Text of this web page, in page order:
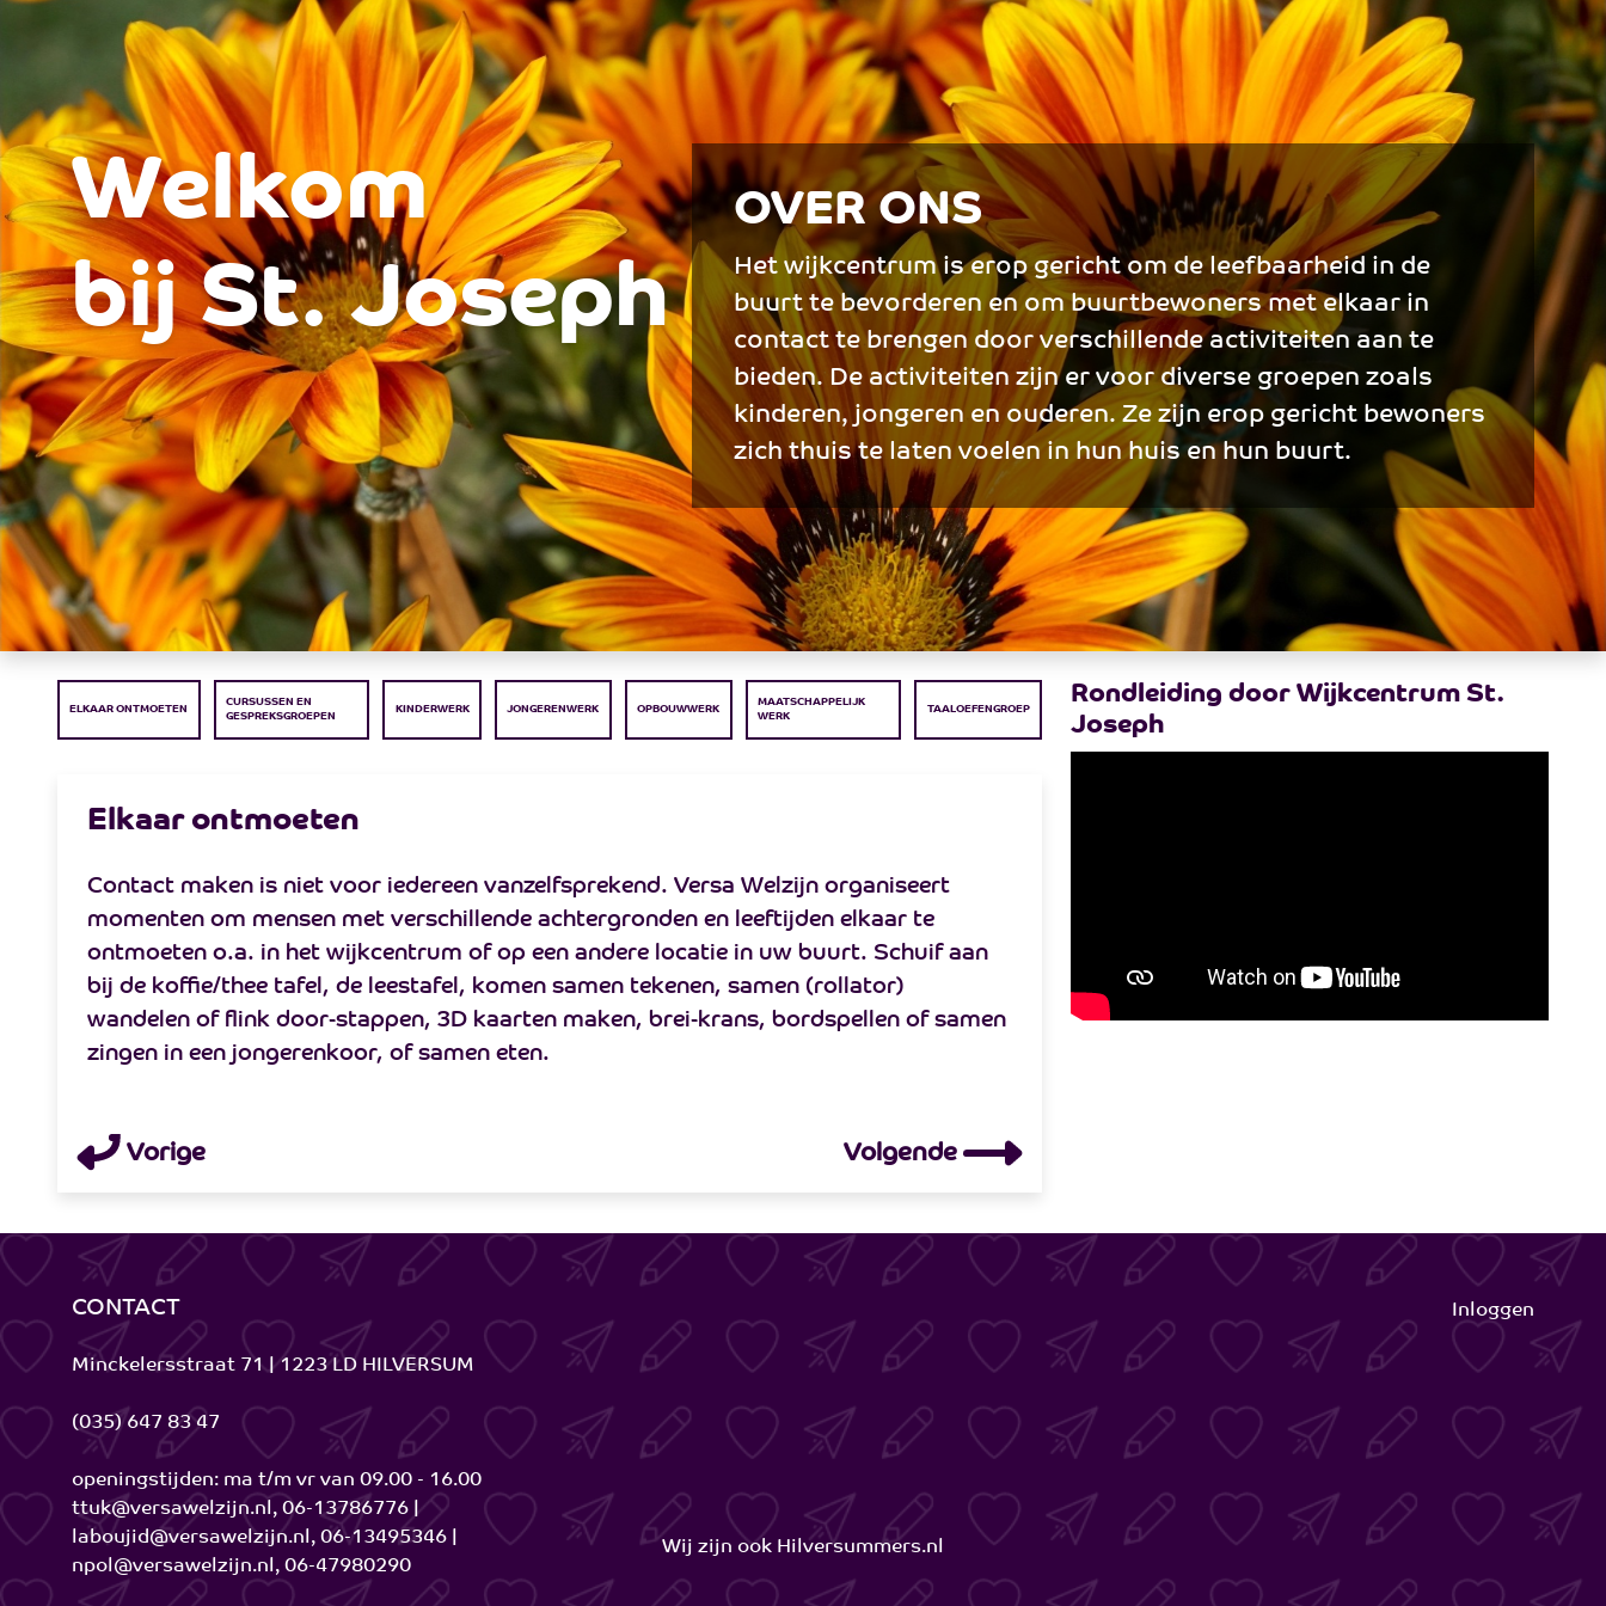
Over ons - St. Joseph
Welkom
bij St. Joseph
OVER ONS
Het wijkcentrum is erop gericht om de leefbaarheid in de
buurt te bevorderen en om buurtbewoners met elkaar in
contact te brengen door verschillende activiteiten aan te
bieden. De activiteiten zijn er voor diverse groepen zoals
kinderen, jongeren en ouderen. Ze zijn erop gericht bewoners
zich thuis te laten voelen in hun huis en hun buurt.
ELKAAR ONTMOETEN
CURSUSSEN EN
GESPREKSGROEPEN
KINDERWERK JONGERENWERK OPBOUWWERK
MAATSCHAPPELIJK
WERK
TAALOEFENGROEP
Elkaar ontmoeten
Contact maken is niet voor iedereen vanzelfsprekend. Versa Welzijn organiseert
momenten om mensen met verschillende achtergronden en leeftijden elkaar te
ontmoeten o.a. in het wijkcentrum of op een andere locatie in uw buurt. Schuif aan
bij de koffie/thee tafel, de leestafel, komen samen tekenen, samen (rollator)
wandelen of flink door-stappen, 3D kaarten maken, brei-krans, bordspellen of samen
zingen in een jongerenkoor, of samen eten.
Vorige Volgende
Rondleiding door Wijkcentrum St.
Joseph
CONTACT
Minckelersstraat 71 | 1223 LD HILVERSUM
(035) 647 83 47
openingstijden: ma t/m vr van 09.00 - 16.00
ttuk@versawelzijn.nl, 06-13786776 |
laboujid@versawelzijn.nl, 06-13495346 |
npol@versawelzijn.nl, 06-47980290
Wij zijn ook Hilversummers.nl
Inloggen